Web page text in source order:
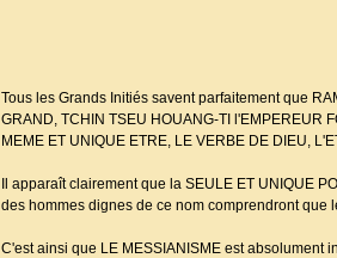
Tous les Grands Initiés savent parfaitement que
GRAND, TCHIN TSEU HOUANG-TI l'EMPEREUR
MEME ET UNIQUE ETRE, LE VERBE DE DIEU,
Il apparaît clairement que la SEULE ET UNIQUE
des hommes dignes de ce nom comprendront que
C'est ainsi que LE MESSIANISME est absolument